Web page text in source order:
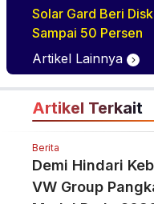
Solar Gard Beri
Sampai 50 Persen
Artikel Lainnya
Artikel Terkait
Berita
Demi Hindari
VW Group